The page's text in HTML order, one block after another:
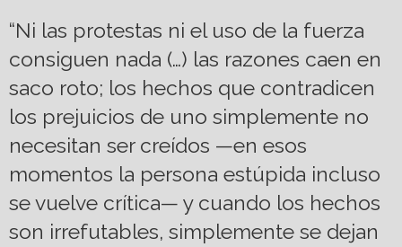
“Ni las protestas ni el uso de la fuerza
consiguen nada (…) las razones caen en
saco roto; los hechos que contradicen
los prejuicios de uno simplemente no
necesitan ser creídos —en esos
momentos la persona estúpida incluso
se vuelve crítica— y cuando los hechos
son irrefutables, simplemente se dejan